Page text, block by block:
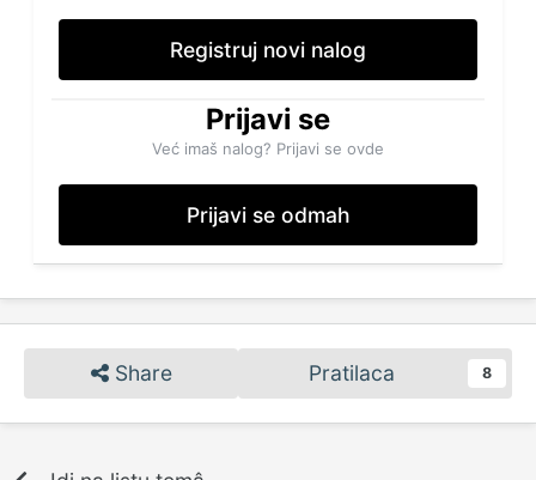
Registruj novi nalog
Prijavi se
Već imaš nalog? Prijavi se ovde
Prijavi se odmah
Share Pratilaca 8